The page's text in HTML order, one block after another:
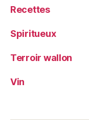
Recettes
Spiritueux
Terroir wallon
Vin